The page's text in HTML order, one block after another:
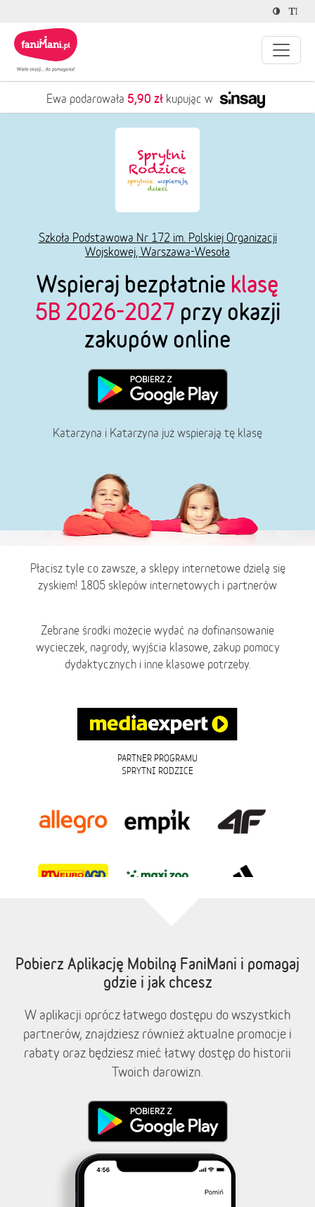
Ewa podarowała 5,90 zł kupując w
Szkoła Podstawowa Nr 172 im. Polskiej Organizacji
Wojskowej, Warszawa-Wesoła
Wspieraj bezpłatnie klasę
5B 2026-2027 przy okazji
zakupów online
Katarzyna i Katarzyna już wspierają tę klasę
Płacisz tyle co zawsze, a sklepy internetowe dzielą się
zyskiem! 1805 sklepów internetowych i partnerów
Zebrane środki możecie wydać na dofinansowanie
wycieczek, nagrody, wyjścia klasowe, zakup pomocy
dydaktycznych i inne klasowe potrzeby.
PARTNER PROGRAMU
SPRYTNI RODZICE
Pobierz Aplikację Mobilną FaniMani i pomagaj
gdzie i jak chcesz
W aplikacji oprócz łatwego dostępu do wszystkich
partnerów, znajdziesz również aktualne promocje i
rabaty oraz będziesz mieć łatwy dostęp do historii
Twoich darowizn.